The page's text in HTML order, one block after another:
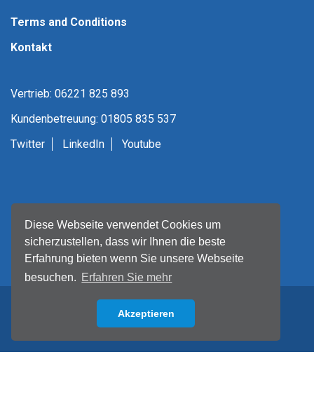
Diese Webseite verwendet Cookies um
sicherzustellen, dass wir Ihnen die beste
Erfahrung bieten wenn Sie unsere Webseite
besuchen. Erfahren Sie mehr
Akzeptieren
Terms and Conditions
Kontakt
Vertrieb: 06221 825 893
Kundenbetreuung: 01805 835 537
Twitter
LinkedIn Youtube
Back to top